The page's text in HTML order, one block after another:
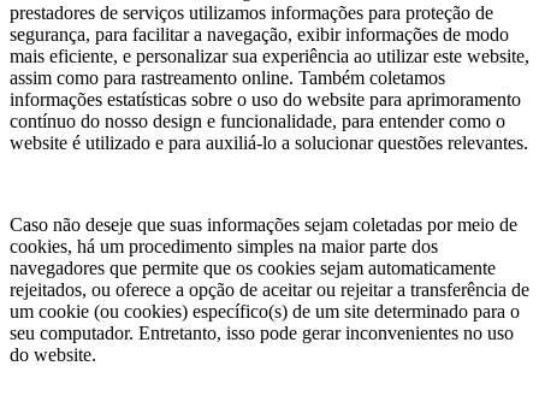
prestadores de serviços utilizamos informações para proteção de
segurança, para facilitar a navegação, exibir informações de modo
mais eficiente, e personalizar sua experiência ao utilizar este website,
assim como para rastreamento online. Também coletamos
informações estatísticas sobre o uso do website para aprimoramento
contínuo do nosso design e funcionalidade, para entender como o
website é utilizado e para auxiliá-lo a solucionar questões relevantes.
Caso não deseje que suas informações sejam coletadas por meio de
cookies, há um procedimento simples na maior parte dos
navegadores que permite que os cookies sejam automaticamente
rejeitados, ou oferece a opção de aceitar ou rejeitar a transferência de
um cookie (ou cookies) específico(s) de um site determinado para o
seu computador. Entretanto, isso pode gerar inconvenientes no uso
do website.